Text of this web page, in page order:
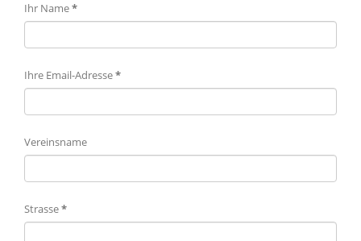
Ihr Name*
Ihre Email-Adresse*
Vereinsname
Strasse*